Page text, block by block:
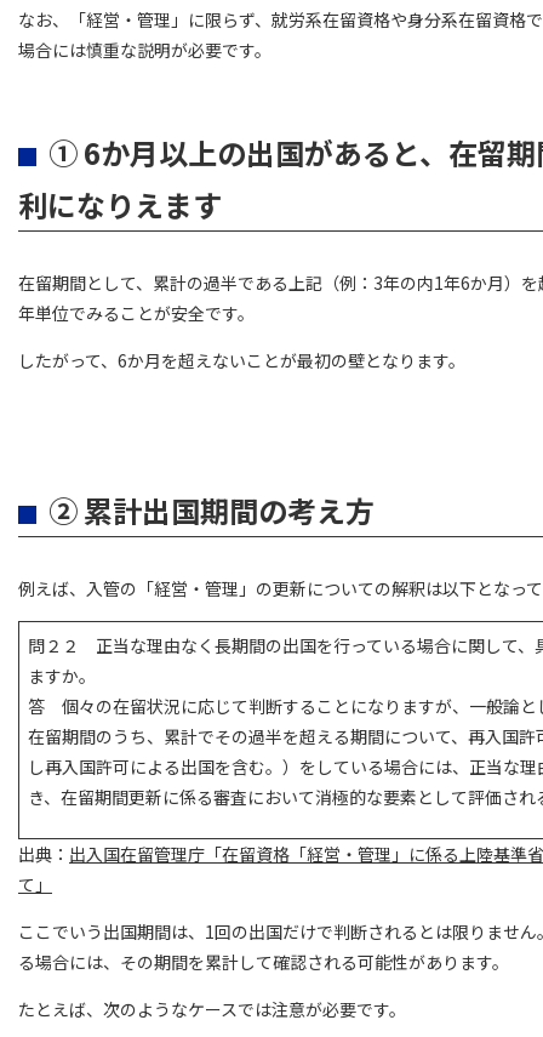
なお、「経営・管理」に限らず、就労系在留資格や身分系在留資格
場合には慎重な説明が必要です。
① 6か月以上の出国があると、在留
利になりえます
在留期間として、累計の過半である上記（例：3年の内1年6か月）
年単位でみることが安全です。
したがって、6か月を超えないことが最初の壁となります。
② 累計出国期間の考え方
例えば、入管の「経営・管理」の更新についての解釈は以下となっ
問２２ 正当な理由なく長期間の出国を行っている場合に関して、
ますか。
答 個々の在留状況に応じて判断することになりますが、一般論と
在留期間のうち、累計でその過半を超える期間について、再入国
し再入国許可による出国を含む。）をしている場合には、正当な
き、在留期間更新に係る審査において消極的な要素として評価さ
出典： 出入国在留管理庁「在留資格「経営・管理」に係る上陸基準
て」
ここでいう出国期間は、1回の出国だけで判断されるとは限りませ
る場合には、その期間を累計して確認される可能性があります。
たとえば、次のようなケースでは注意が必要です。